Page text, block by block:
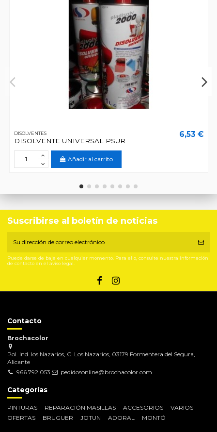
DISOLVENTES
DISOLVENTE UNIVERSAL PSUR
6,53 €
Añadir al carrito
Suscribirse al boletín de noticias
Puede darse de baja en cualquier momento. Para ello, consulte nuestra información
de contacto en el aviso legal.
Contacto
Brochacolor
Pol. Ind. los Nazarios, C. Los Nazarios, 03179 Formentera del Segura,
Alicante
966 792 053
pedidosonline@brochacolor.com
Categorías
PINTURAS REPARACIÓN MASILLAS ACCESORIOS
VARIOS
OFERTAS
BRUGUER JOTUN ADORAL MONTÓ